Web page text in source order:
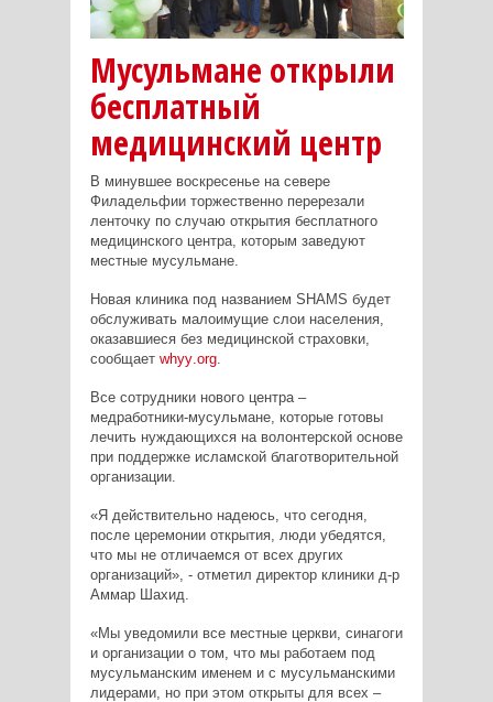
Мусульмане открыли
бесплатный
медицинский центр
В минувшее воскресенье на севере
Филадельфии торжественно перерезали
ленточку по случаю открытия бесплатного
медицинского центра, которым заведуют
местные мусульмане.
Новая клиника под названием SHAMS будет
обслуживать малоимущие слои населения,
оказавшиеся без медицинской страховки,
сообщает whyy. org.
Все сотрудники нового центра –
медработники-мусульмане, которые готовы
лечить нуждающихся на волонтерской основе
при поддержке исламской благотворительной
организации.
«Я действительно надеюсь, что сегодня,
после церемонии открытия, люди убедятся,
что мы не отличаемся от всех других
организаций», - отметил директор клиники д-р
Аммар Шахид.
«Мы уведомили все местные церкви, синагоги
и организации о том, что мы работаем под
мусульманским именем и с мусульманскими
лидерами, но при этом открыты для всех –